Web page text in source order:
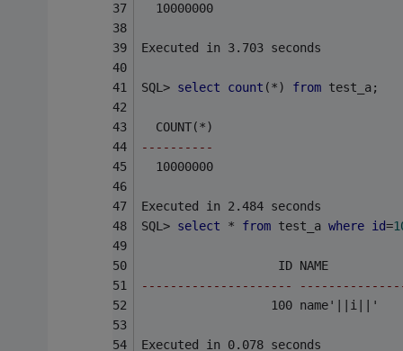
  10000000
Executed in 3.703 seconds
SQL> select count (*) from test_a;
  COUNT(*)
----------
  10000000
Executed in 2.484 seconds
SQL> select * from test_a where id=
                   ID NAME
---------------------
                  100 name'||i||'
Executed in 0.078 seconds